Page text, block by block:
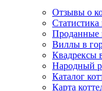
Отзывы о
Проданные
Виллы в
Квадрексы
Народный
Каталог
Карта